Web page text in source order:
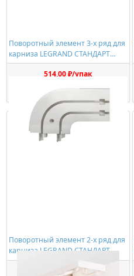
Поворотный элемент 3-х ряд для
карниза LEGRAND СТАНДАРТ
(пара)
514,00 ₽/упак
Купить
Поворотный элемент 2-х ряд для
карниза LEGRAND СТАНДАРТ
(пара)
390,00 ₽/упак